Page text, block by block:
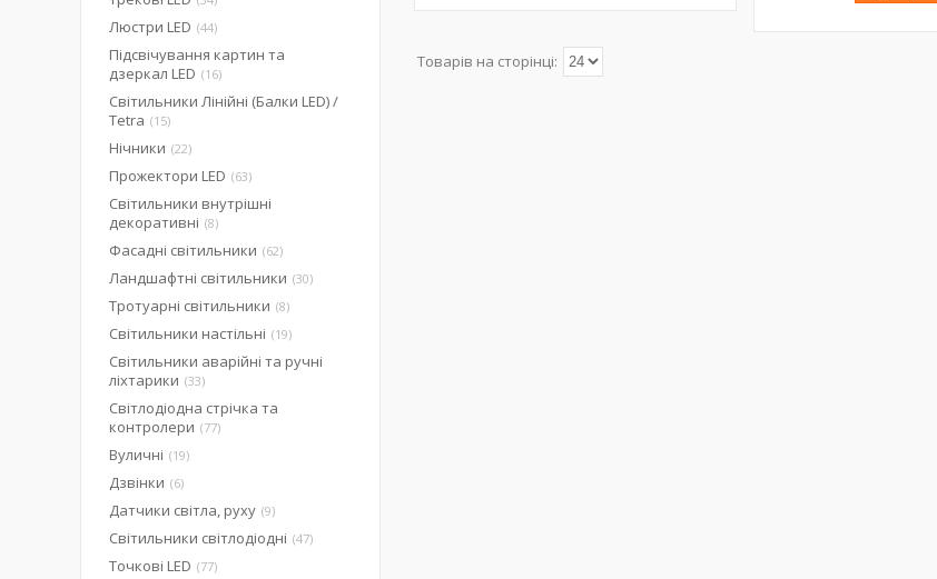
Люстри LED 44
Підсвічування картин та
дзеркал LED
16
Світильники Лінійні (Балки LED) /
Tetra
15
Нічники 22
Прожектори LED 63
Світильники внутрішні
декоративні 8
Фасадні світильники 62
Ландшафтні світильники 30
Тротуарні світильники 8
Світильники настільні 19
Світильники аварійні та ручні
ліхтарики 33
Світлодіодна стрічка та
контролери
77
Вуличні 19
Дзвінки 6
Датчики світла, руху 9
Світильники світлодіодні 47
Точкові LED 77